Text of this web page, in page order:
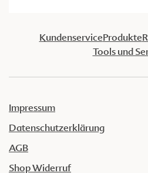
KundenserviceProdukte
Tools und
Impressum
Datenschutzerklärung
AGB
Shop Widerruf